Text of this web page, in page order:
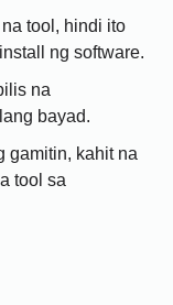
tool, hindi ito
ng software.
na
bayad.
gamitin, kahit na
tool sa